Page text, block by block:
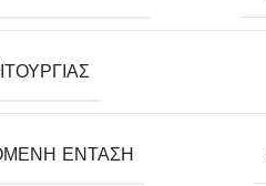
ΈΝΤΑΣΗ